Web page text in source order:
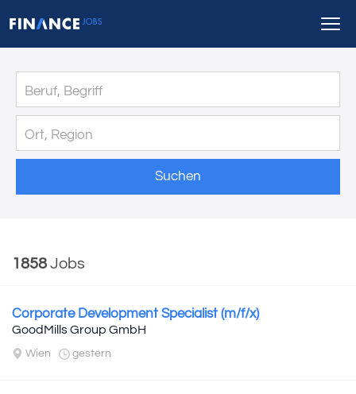
Suchen
1858 Jobs
Corporate Development Specialist (m/f/x)
GoodMills Group GmbH
Wien gestern